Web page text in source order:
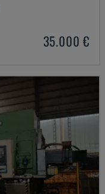
35.000 €